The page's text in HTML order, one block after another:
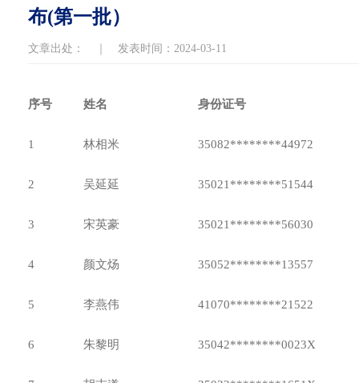
布(第一批）
文章出处： ｜ 发表时间：2024-03-11
序号 姓名 身份证号
1 林相米 35082********44972
2 吴延延 35021********51544
3 宋英豪 35021********56030
4 颜文炀 35052********13557
5 李燕伟 41070********21522
6 朱黎明 35042********0023X